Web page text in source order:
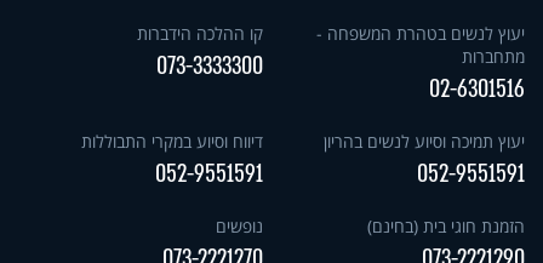
יעוץ לנשים בטהרת המשפחה -
מתחברות
02-6301516
קו ההלכה הידברות
073-3333300
יעוץ תמיכה וסיוע לנשים בהריון
052-9551591
דיווח וסיוע במקרי התבוללות
052-9551591
הזמנת חוגי בית (בחינם) נופשים